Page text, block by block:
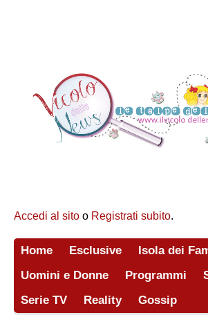
Accedi al sito o Registrati subito.
Home Esclusive
Isola dei
Uomini e Donne
Programmi
Serie TV
Reality Gossip